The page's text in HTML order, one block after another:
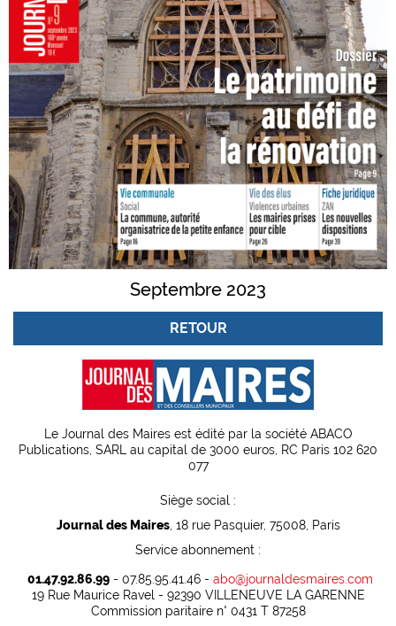
Septembre 2023
RETOUR
Le Journal des Maires est édité par la société ABACO
Publications, SARL au capital de 3000 euros, RC Paris 102 620
077
Siège social :
Journal des Maires, 18 rue Pasquier, 75008, Paris
Service abonnement :
01.47.92.86.99- 07.85.95.41.46 - abo@journaldesmaires.com
19 Rue Maurice Ravel - 92390 VILLENEUVE LA GARENNE
Commission paritaire n° 0431 T 87258